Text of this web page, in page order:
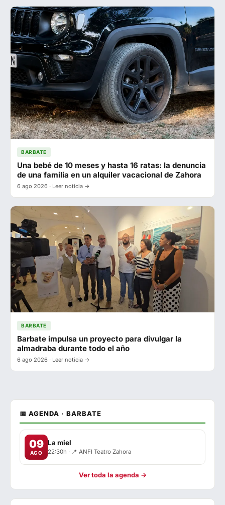
BARBATE
Una bebé de 10 meses y hasta 16 ratas: la denuncia
de una familia en un alquiler vacacional de Zahora
6 ago 2026 · Leer noticia →
BARBATE
Barbate impulsa un proyecto para divulgar la
almadraba durante todo el año
6 ago 2026 · Leer noticia →
📅 AGENDA · BARBATE
09
AGO
La miel
22:30h · 📍 ANFI Teatro Zahora
Ver toda la agenda →